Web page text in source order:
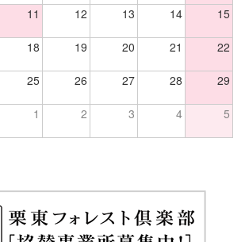
11 12 13 14 15
18 19 20 21 22
25 26 27 28 29
1 2 3 4 5